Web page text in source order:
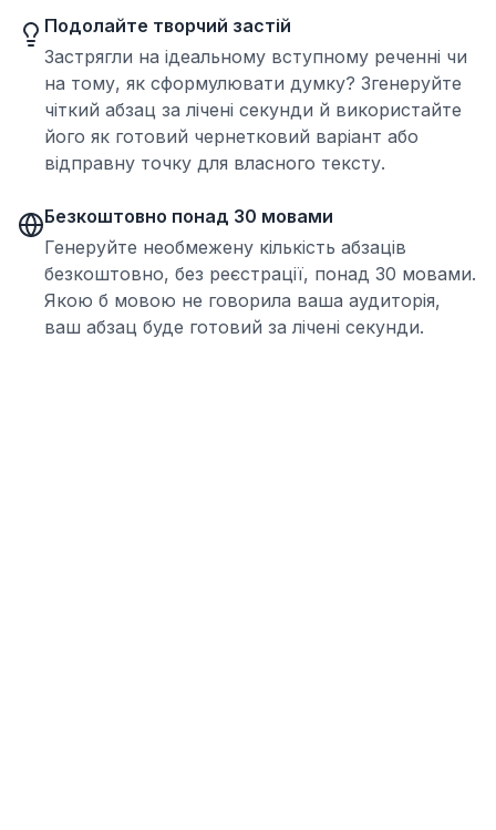
Подолайте творчий застій
Застрягли на ідеальному вступному реченні чи
на тому, як сформулювати думку? Згенеруйте
чіткий абзац за лічені секунди й використайте
його як готовий чернетковий варіант або
відправну точку для власного тексту.
Безкоштовно понад 30 мовами
Генеруйте необмежену кількість абзаців
безкоштовно, без реєстрації, понад 30 мовами.
Якою б мовою не говорила ваша аудиторія,
ваш абзац буде готовий за лічені секунди.